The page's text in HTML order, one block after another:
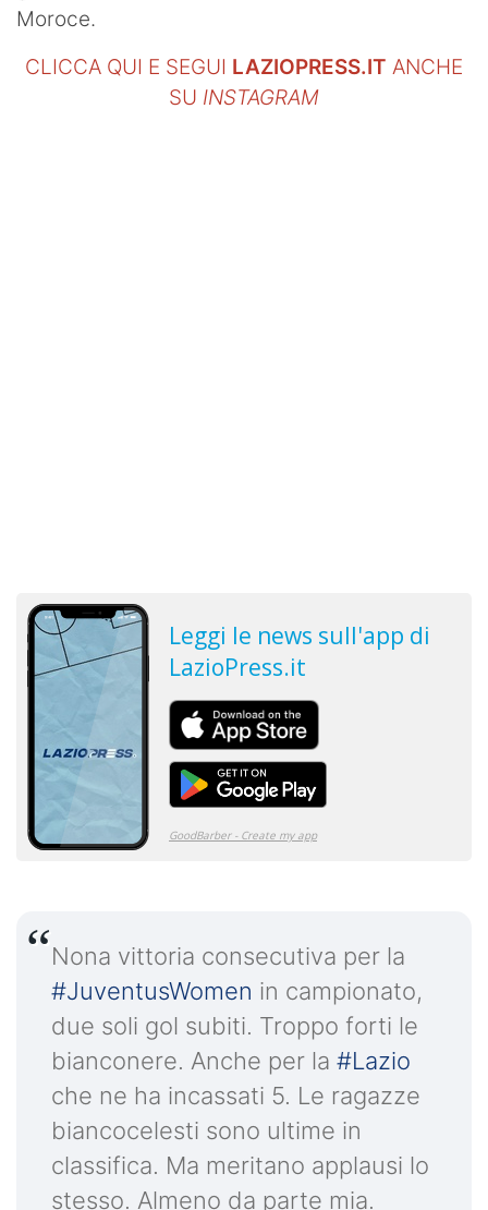
Moroce.
CLICCA QUI E SEGUI LAZIOPRESS.IT ANCHE
SU INSTAGRAM
Nona vittoria consecutiva per la
#JuventusWomen in campionato,
due soli gol subiti. Troppo forti le
bianconere. Anche per la #Lazio
che ne ha incassati 5. Le ragazze
biancocelesti sono ultime in
classifica. Ma meritano applausi lo
stesso. Almeno da parte mia.